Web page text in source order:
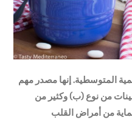
المتوسطية. إنها مصدر مهم
من نوع (ب) وكثير من
من أمراض القلب